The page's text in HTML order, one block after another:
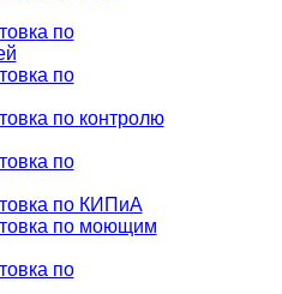
по
по
по контролю
по
по КИПиА
по моющим
по